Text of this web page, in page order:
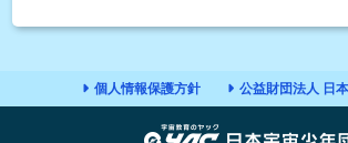
個人情報保護方針 公益財団法人 日